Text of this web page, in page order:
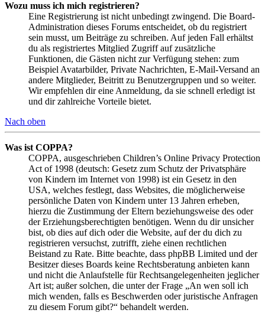
Wozu muss ich mich registrieren?
Eine Registrierung ist nicht unbedingt zwingend. Die Board-
Administration dieses Forums entscheidet, ob du registriert
sein musst, um Beiträge zu schreiben. Auf jeden Fall erhältst
du als registriertes Mitglied Zugriff auf zusätzliche
Funktionen, die Gästen nicht zur Verfügung stehen: zum
Beispiel Avatarbilder, Private Nachrichten, E-Mail-Versand an
andere Mitglieder, Beitritt zu Benutzergruppen und so weiter.
Wir empfehlen dir eine Anmeldung, da sie schnell erledigt ist
und dir zahlreiche Vorteile bietet.
Nach oben
Was ist COPPA?
COPPA, ausgeschrieben Children’s Online Privacy Protection
Act of 1998 (deutsch: Gesetz zum Schutz der Privatsphäre
von Kindern im Internet von 1998) ist ein Gesetz in den
USA, welches festlegt, dass Websites, die möglicherweise
persönliche Daten von Kindern unter 13 Jahren erheben,
hierzu die Zustimmung der Eltern beziehungsweise des oder
der Erziehungsberechtigten benötigen. Wenn du dir unsicher
bist, ob dies auf dich oder die Website, auf der du dich zu
registrieren versuchst, zutrifft, ziehe einen rechtlichen
Beistand zu Rate. Bitte beachte, dass phpBB Limited und der
Besitzer dieses Boards keine Rechtsberatung anbieten kann
und nicht die Anlaufstelle für Rechtsangelegenheiten jeglicher
Art ist; außer solchen, die unter der Frage „An wen soll ich
mich wenden, falls es Beschwerden oder juristische Anfragen
zu diesem Forum gibt?“ behandelt werden.